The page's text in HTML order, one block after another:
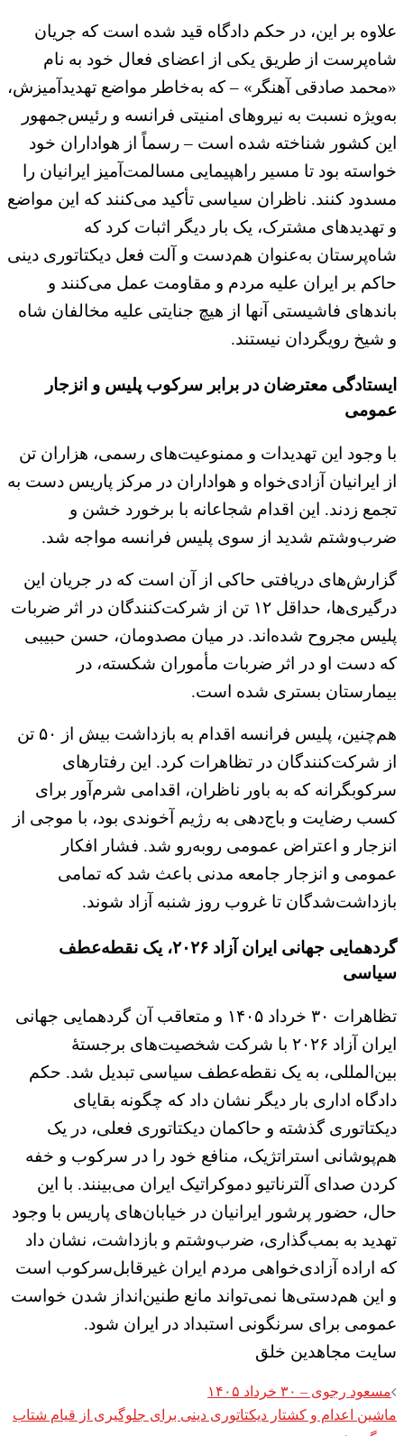
علاوه بر این، در حکم دادگاه قید شده است که جریان
شاه‌پرست از طریق یکی از اعضای فعال خود به نام
«محمد صادقی آهنگر» – که به‌خاطر مواضع تهدیدآمیزش،
به‌ویژه نسبت به نیروهای امنیتی فرانسه و رئیس‌جمهور
این کشور شناخته شده است – رسماً از هواداران خود
خواسته بود تا مسیر راهپیمایی مسالمت‌آمیز ایرانیان را
مسدود کنند. ناظران سیاسی تأکید می‌کنند که این مواضع
و تهدیدهای مشترک، یک بار دیگر اثبات کرد که
شاه‌پرستان به‌عنوان هم‌دست و آلت فعل دیکتاتوری دینی
حاکم بر ایران علیه مردم و مقاومت عمل می‌کنند و
باندهای فاشیستی آنها از هیچ جنایتی علیه مخالفان شاه
و شیخ رویگردان نیستند.
ایستادگی معترضان در برابر سرکوب پلیس و انزجار
عمومی
با وجود این تهدیدات و ممنوعیت‌های رسمی، هزاران تن
از ایرانیان آزادی‌خواه و هواداران در مرکز پاریس دست به
تجمع زدند. این اقدام شجاعانه با برخورد خشن و
ضرب‌وشتم شدید از سوی پلیس فرانسه مواجه شد.
گزارش‌های دریافتی حاکی از آن است که در جریان این
درگیری‌ها، حداقل ۱۲ تن از شرکت‌کنندگان در اثر ضربات
پلیس مجروح شده‌اند. در میان مصدومان، حسن حبیبی
که دست او در اثر ضربات مأموران شکسته، در
بیمارستان بستری شده است.
هم‌چنین، پلیس فرانسه اقدام به بازداشت بیش از ۵۰ تن
از شرکت‌کنندگان در تظاهرات کرد. این رفتارهای
سرکوبگرانه که به باور ناظران، اقدامی شرم‌آور برای
کسب رضایت و باج‌دهی به رژیم آخوندی بود، با موجی از
انزجار و اعتراض عمومی روبه‌رو شد. فشار افکار
عمومی و انزجار جامعه مدنی باعث شد که تمامی
بازداشت‌شدگان تا غروب روز شنبه آزاد شوند.
گردهمایی جهانی ایران‌ آزاد ۲۰۲۶، یک نقطه‌عطف
سیاسی
تظاهرات ۳۰ خرداد ۱۴۰۵ و متعاقب آن گردهمایی جهانی
ایران آزاد ۲۰۲۶ با شرکت شخصیت‌های برجسته‌ٔ
بین‌المللی، به یک نقطه‌عطف سیاسی تبدیل شد. حکم
دادگاه اداری بار دیگر نشان داد که چگونه بقایای
دیکتاتوری گذشته و حاکمان دیکتاتوری فعلی، در یک
هم‌پوشانی استراتژیک، منافع خود را در سرکوب و خفه
کردن صدای آلترناتیو دموکراتیک ایران می‌بینند. با این
حال، حضور پرشور ایرانیان در خیابان‌های پاریس با وجود
تهدید به بمب‌گذاری، ضرب‌وشتم و بازداشت، نشان داد
که اراده آزادی‌خواهی مردم ایران غیرقابل‌سرکوب است
و این هم‌دستی‌ها نمی‌تواند مانع طنین‌انداز شدن خواست
عمومی برای سرنگونی استبداد در ایران شود.
سایت مجاهدین خلق
Post
navigation
مسعود رجوی – ۳۰ خرداد ۱۴۰۵
ماشین اعدام و کشتار دیکتاتوری دینی برای جلوگیری از قیام شتاب